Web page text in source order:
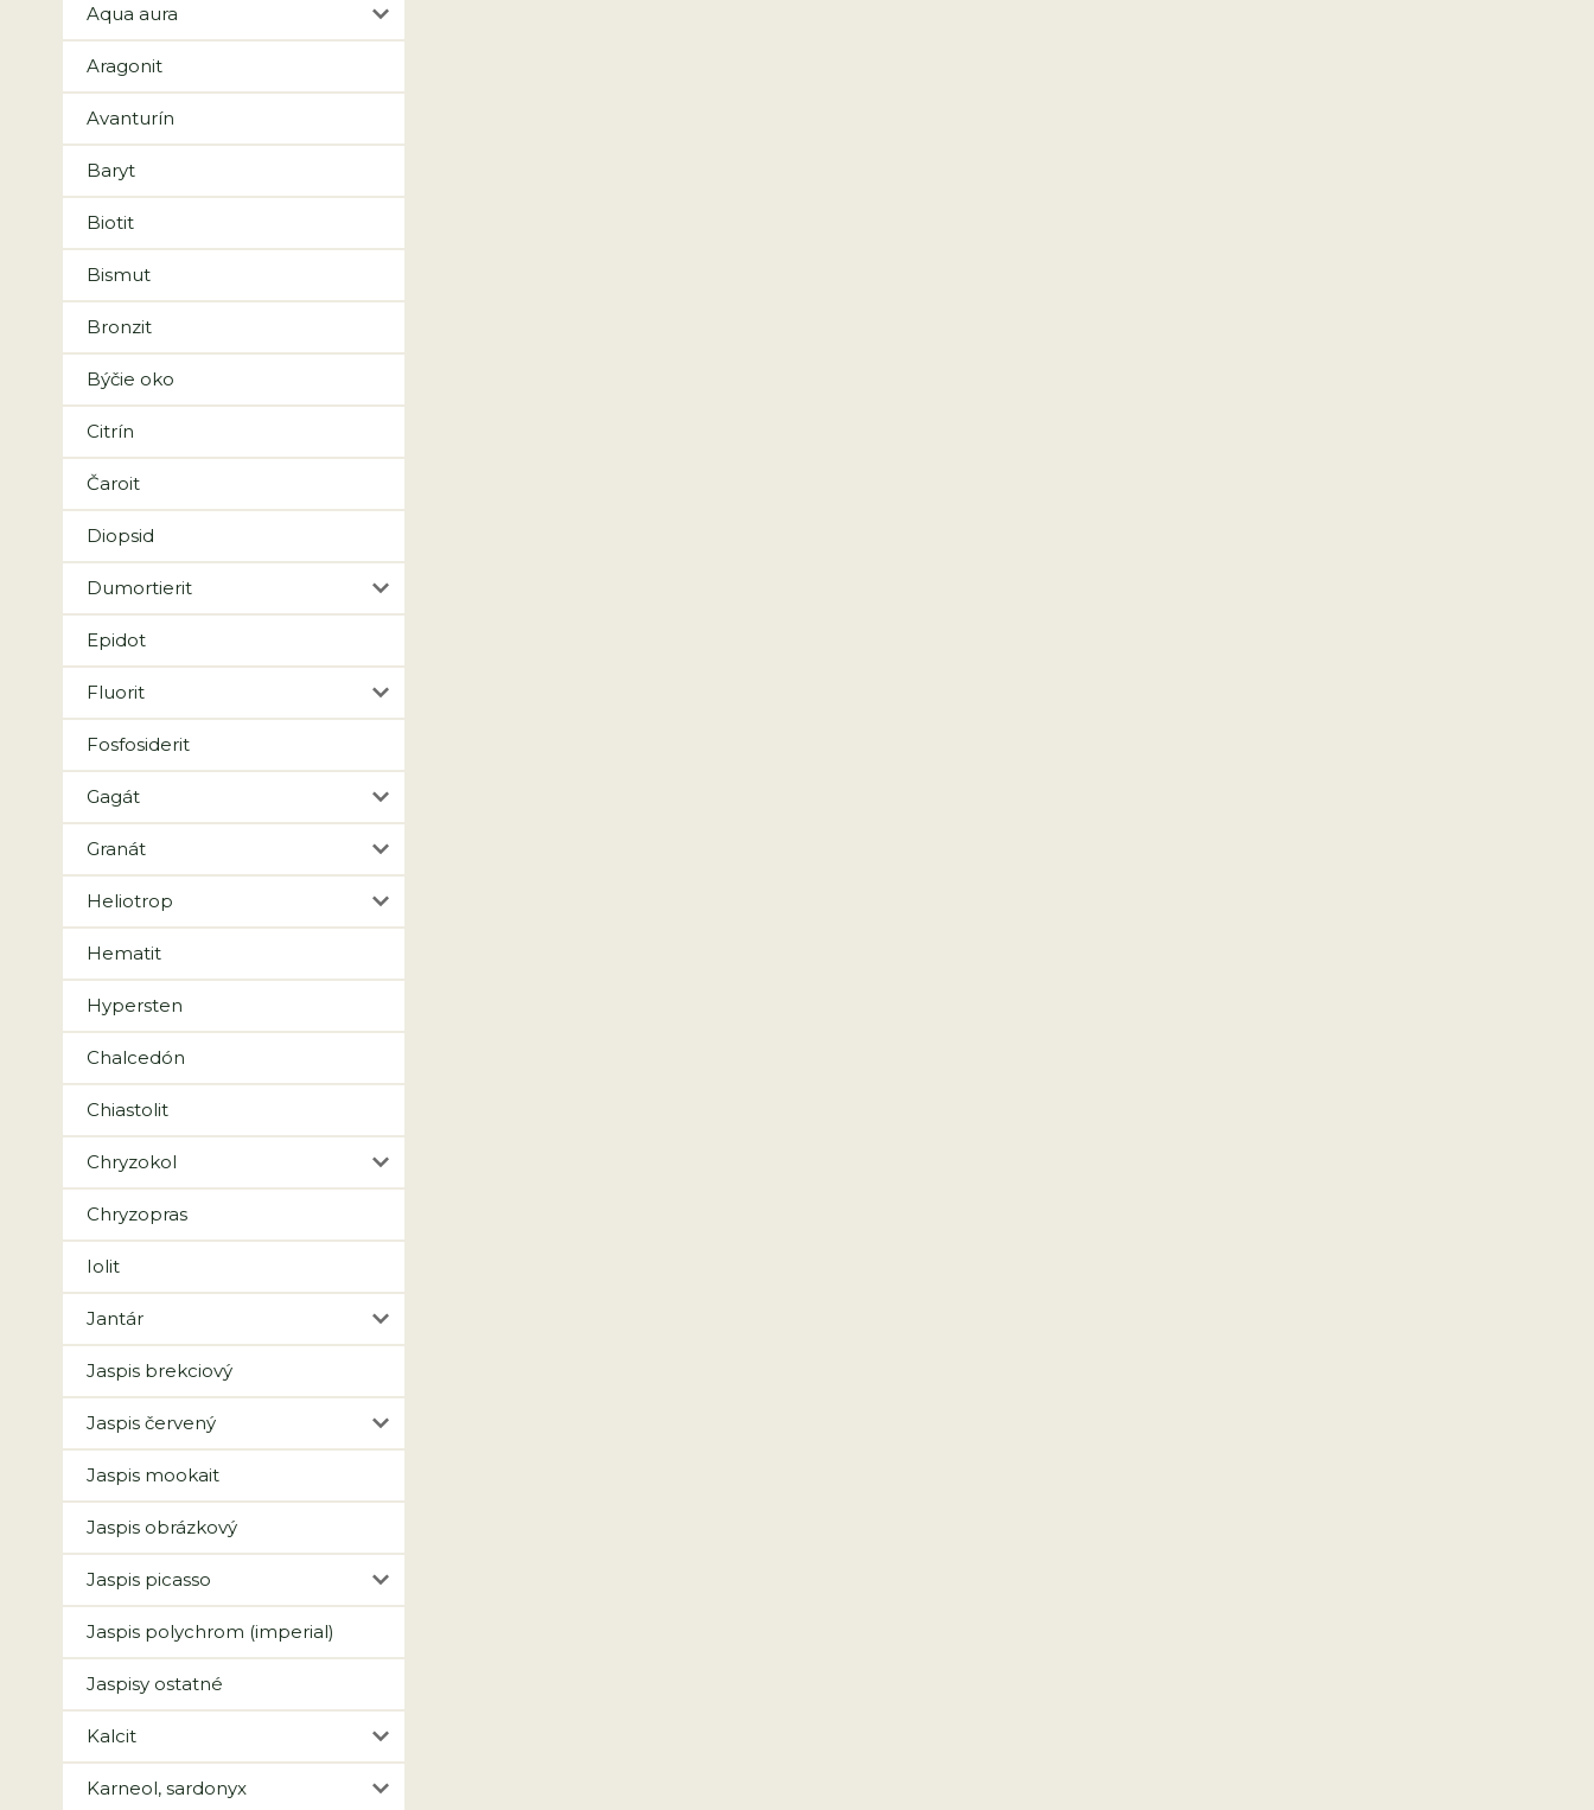
Aqua aura
Aragonit
Avanturín
Baryt
Biotit
Bismut
Bronzit
Býčie oko
Citrín
Čaroit
Diopsid
Dumortierit
Epidot
Fluorit
Fosfosiderit
Gagát
Granát
Heliotrop
Hematit
Hypersten
Chalcedón
Chiastolit
Chryzokol
Chryzopras
Iolit
Jantár
Jaspis brekciový
Jaspis červený
Jaspis mookait
Jaspis obrázkový
Jaspis picasso
Jaspis polychrom (imperial)
Jaspisy ostatné
Kalcit
Karneol, sardonyx